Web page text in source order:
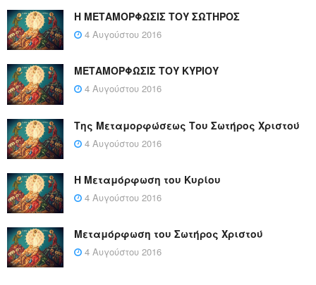
Η ΜΕΤΑΜΟΡΦΩΣΙΣ ΤΟΥ ΣΩΤΗΡΟΣ
4 Αυγούστου 2016
ΜΕΤΑΜΟΡΦΩΣΙΣ ΤΟΥ ΚΥΡΙΟΥ
4 Αυγούστου 2016
Της Μεταμορφώσεως Του Σωτήρος Χριστού
4 Αυγούστου 2016
Η Μεταμόρφωση του Κυρίου
4 Αυγούστου 2016
Μεταμόρφωση του Σωτήρος Χριστού
4 Αυγούστου 2016